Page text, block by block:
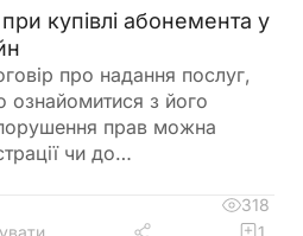
купівлі абонемента у
про надання послуг,
з його
прав можна
чи до
318
1